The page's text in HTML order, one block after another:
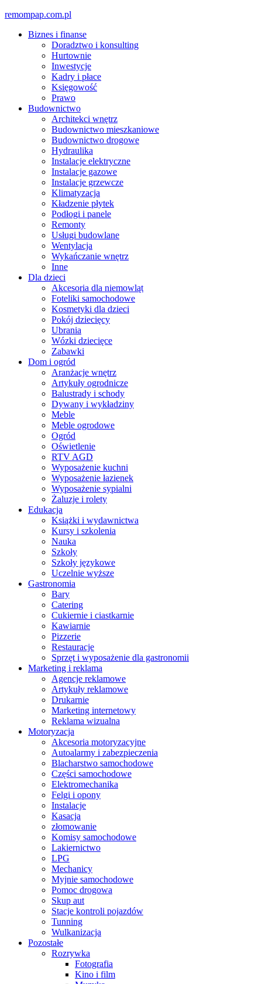
Skip
content
remompap.com.pl
Biznes i finanse
Doradztwo i konsulting
Hurtownie
Inwestycje
Kadry i płace
Księgowość
Prawo
Budownictwo
Architekci wnętrz
Budownictwo mieszkaniowe
Budownictwo drogowe
Hydraulika
Instalacje elektryczne
Instalacje gazowe
Instalacje grzewcze
Klimatyzacja
Kładzenie płytek
Podłogi i panele
Remonty
Usługi budowlane
Wentylacja
Wykańczanie wnętrz
Inne
Dla dzieci
Akcesoria dla niemowląt
Foteliki samochodowe
Kosmetyki dla dzieci
Pokój dziecięcy
Ubrania
Wózki dziecięce
Zabawki
Dom i ogród
Aranżacje wnętrz
Artykuły ogrodnicze
Balustrady i schody
Dywany i wykładziny
Meble
Meble ogrodowe
Ogród
Oświetlenie
RTV AGD
Wyposażenie kuchni
Wyposażenie łazienek
Wyposażenie sypialni
Żaluzje i rolety
Edukacja
Książki i wydawnictwa
Kursy i szkolenia
Nauka
Szkoły
Szkoły językowe
Uczelnie wyższe
Gastronomia
Bary
Catering
Cukiernie i ciastkarnie
Kawiarnie
Pizzerie
Restauracje
Sprzęt i wyposażenie dla gastronomii
Marketing i reklama
Agencje reklamowe
Artykuły reklamowe
Drukarnie
Marketing internetowy
Reklama wizualna
Motoryzacja
Akcesoria motoryzacyjne
Autoalarmy i zabezpieczenia
Blacharstwo samochodowe
Części samochodowe
Elektromechanika
Felgi i opony
Instalacje
Kasacja
złomowanie
Komisy samochodowe
Lakiernictwo
LPG
Mechanicy
Myjnie samochodowe
Pomoc drogowa
Skup aut
Stacje kontroli pojazdów
Tunning
Wulkanizacja
Pozostałe
Rozrywka
Fotografia
Kino i film